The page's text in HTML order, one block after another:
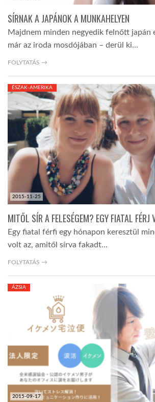
SÍRNAK A JAPÁNOK A MUNKAHELYEN
Majdnem minden negyedik felnőtt japán
már az iroda mosdójában – derül ki…
FOLYTATÁS →
2015-11-25
ÉSZAK-AMERIKA
MITŐL SÍR A FELESÉGEM? EGY FIATAL
Egy fiatal férfi egy hónapon keresztül
volt az, amitől sírva fakadt…
FOLYTATÁS →
2015-09-17
ÁZSIA